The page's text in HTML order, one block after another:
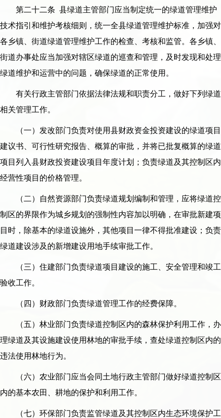
第二十二条 县绿道主管部门应当制定统一的绿道管理维护
技术指引和维护考核细则，统一全县绿道管理维护标准，加强对
各乡镇、街道绿道管理维护工作的检查、考核和监管。各乡镇、
街道办事处应当加强对辖区绿道的巡查和管理，及时发现和处理
绿道维护和运营中的问题，确保绿道的正常使用。
有关行政主管部门依据法律法规和职责分工，做好下列绿道
相关管理工作。
（一）发改部门负责对使用县财政资金投资建设的绿道项目
建议书、可行性研究报告、概算的审批，并将已批复概算的绿道
项目列入县财政投资建设项目年度计划；负责绿道及其控制区内
经营性项目的价格管理。
（二）自然资源部门负责绿道规划编制和管理，应将绿道控
制区的界限作为城乡规划的强制性内容加以明确，在审批新建项
目时，除基本的绿道设施外，其他项目一律不得批准建设；负责
绿道建设涉及的新增建设用地手续审批工作。
（三）住建部门负责绿道项目建设的施工、安全管理和竣工
验收工作。
（四）财政部门负责绿道管理工作的经费保障。
（五）林业部门负责绿道控制区内的森林保护利用工作，办
理绿道及其设施建设使用林地的审批手续，查处绿道控制区内的
违法使用林地行为。
（六）农业部门应当会同土地行政主管部门做好绿道控制区
内的基本农田、耕地的保护和利用工作。
（七）环保部门负责监管绿道及其控制区内生态环境保护工